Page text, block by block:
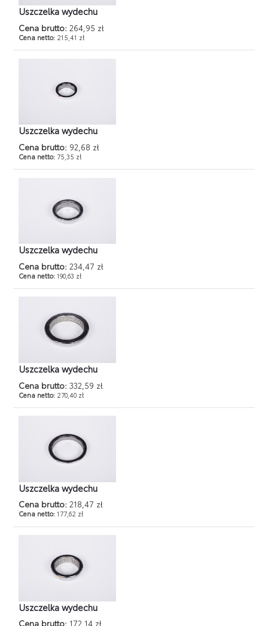
Uszczelka wydechu
Cena brutto: 264,95 zł
Cena netto: 215,41 zł
Uszczelka wydechu
Cena brutto: 92,68 zł
Cena netto: 75,35 zł
Uszczelka wydechu
Cena brutto: 234,47 zł
Cena netto:190,63 zł
Uszczelka wydechu
Cena brutto: 332,59 zł
Cena netto: 270,40 zł
Uszczelka wydechu
Cena brutto: 218,47 zł
Cena netto:177,62 zł
Uszczelka wydechu
Cena brutto: 172,14 zł